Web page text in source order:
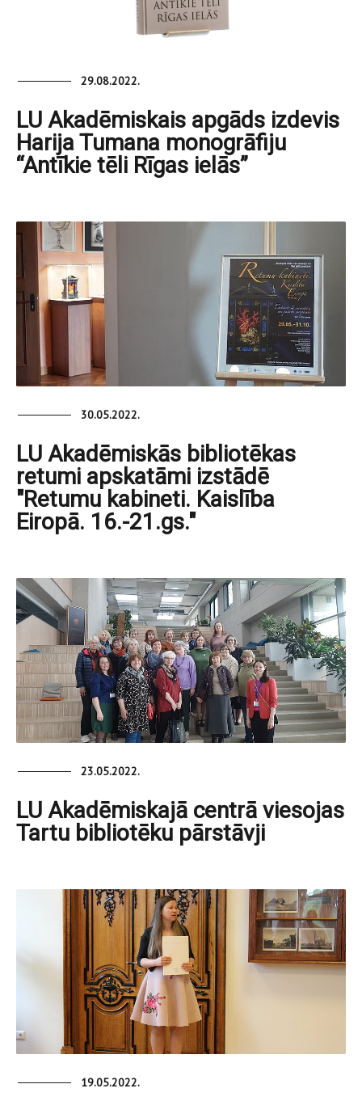
29.08.2022.
LU Akadēmiskais apgāds izdevis
Harija Tumana monogrāfiju
“Antīkie tēli Rīgas ielās”
30.05.2022.
LU Akadēmiskās bibliotēkas
retumi apskatāmi izstādē
"Retumu kabineti. Kaislība
Eiropā. 16.-21.gs."
23.05.2022.
LU Akadēmiskajā centrā viesojas
Tartu bibliotēku pārstāvji
19.05.2022.